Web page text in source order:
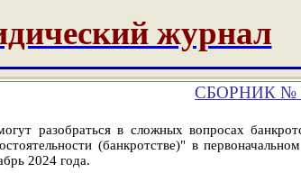
журнал
СБОРНИК №
разобраться в сложных вопросах
(банкротстве)" в
2024 года.